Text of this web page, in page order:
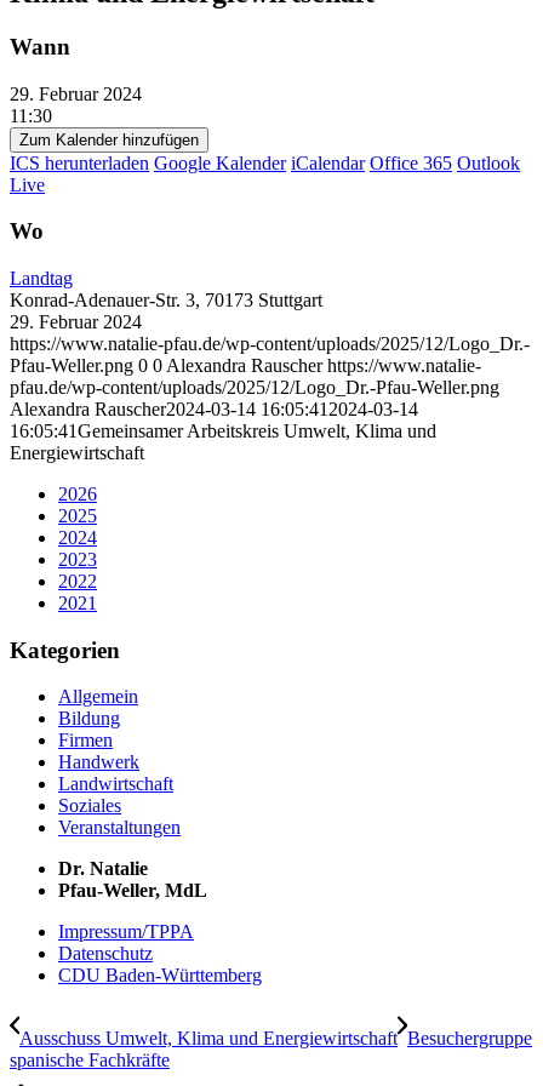
Wann
29. Februar 2024
11:30
Zum Kalender hinzufügen
ICS herunterladen Google Kalender iCalendar Office 365 Outlook
Live
Wo
Landtag
Konrad-Adenauer-Str. 3, 70173 Stuttgart
29. Februar 2024
https://www.natalie-pfau.de/wp-content/uploads/2025/12/Logo_Dr.-
Pfau-Weller.png 0 0 Alexandra Rauscher https://www.natalie-
pfau.de/wp-content/uploads/2025/12/Logo_Dr.-Pfau-Weller.png
Alexandra Rauscher2024-03-14 16:05:41 2024-03-14
16:05:41Gemeinsamer Arbeitskreis Umwelt, Klima und
Energiewirtschaft
2026
2025
2024
2023
2022
2021
Kategorien
Allgemein
Bildung
Firmen
Handwerk
Landwirtschaft
Soziales
Veranstaltungen
Dr. Natalie
Pfau-Weller, MdL
Impressum/TPPA
Datenschutz
CDU Baden-Württemberg
Ausschuss Umwelt, Klima und Energiewirtschaft Besuchergruppe
spanische Fachkräfte